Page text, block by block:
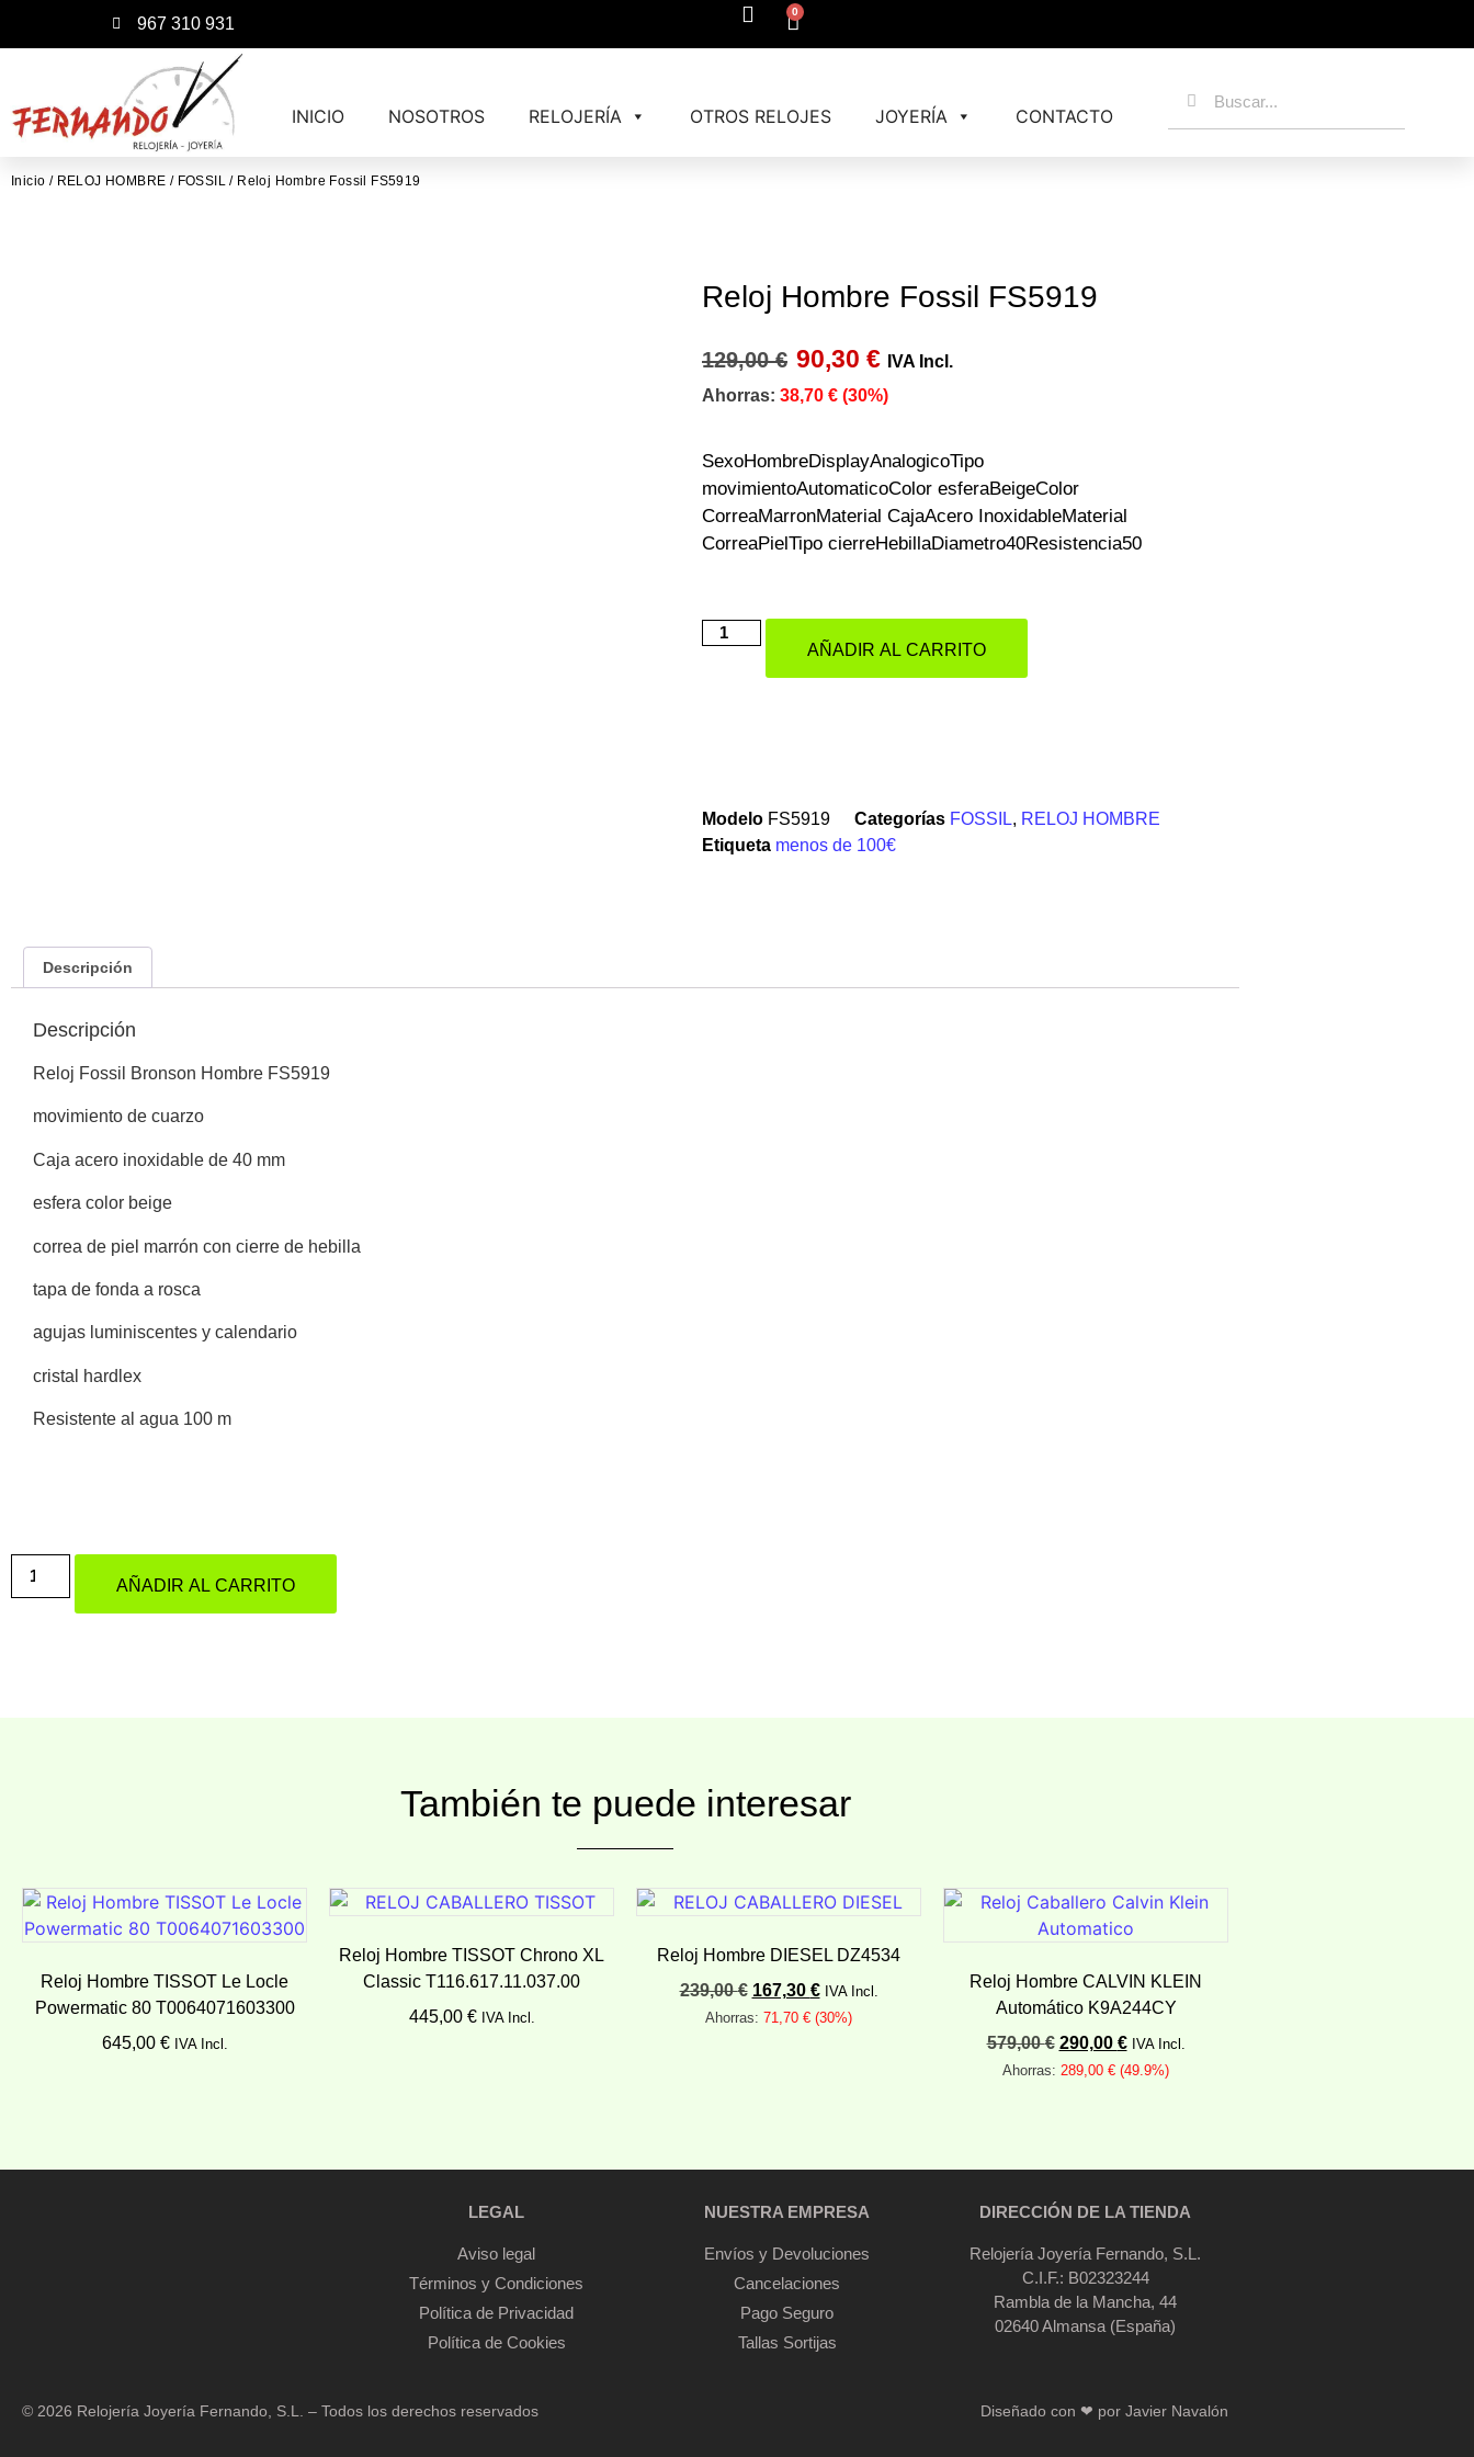
967 310 931
0
INICIO NOSOTROS RELOJERÍA OTROS RELOJES JOYERÍA CONTACTO
Inicio / RELOJ HOMBRE / FOSSIL / Reloj Hombre Fossil FS5919
Reloj Hombre Fossil FS5919
129,00€ 90,30 € IVA Incl.
Ahorras: 38,70 € (30%)
SexoHombreDisplayAnalogicoTipo
movimientoAutomaticoColor esferaBeigeColor
CorreaMarronMaterial CajaAcero InoxidableMaterial
CorreaPielTipo cierreHebillaDiametro40Resistencia50
AÑADIR AL CARRITO
Modelo FS5919 Categorías FOSSIL, RELOJ HOMBRE
Etiqueta menos de 100€
Descripción
Descripción
Reloj Fossil Bronson Hombre FS5919
movimiento de cuarzo
Caja acero inoxidable de 40 mm
esfera color beige
correa de piel marrón con cierre de hebilla
tapa de fonda a rosca
agujas luminiscentes y calendario
cristal hardlex
Resistente al agua 100 m
AÑADIR AL CARRITO
También te puede interesar
Reloj Hombre TISSOT Le Locle
Powermatic 80 T0064071603300
645,00 € IVA Incl.
Reloj Hombre TISSOT Chrono XL
Classic T116.617.11.037.00
445,00 € IVA Incl.
Reloj Hombre DIESEL DZ4534
239,00€ 167,30 € IVA Incl.
Ahorras: 71,70 € (30%)
Reloj Hombre CALVIN KLEIN
Automático K9A244CY
579,00€ 290,00 € IVA Incl.
Ahorras: 289,00 € (49.9%)
LEGAL
Aviso legal
Términos y Condiciones
Política de Privacidad
Política de Cookies
NUESTRA EMPRESA
Envíos y Devoluciones
Cancelaciones
Pago Seguro
Tallas Sortijas
DIRECCIÓN DE LA TIENDA
Relojería Joyería Fernando, S.L.
C.I.F.: B02323244
Rambla de la Mancha, 44
02640 Almansa (España)
© 2026 Relojería Joyería Fernando, S.L. – Todos los derechos reservados Diseñado con ❤ por Javier Navalón